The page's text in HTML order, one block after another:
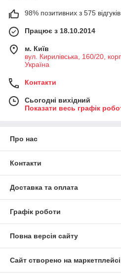
98% позитивних з 575 відгуків
Працює з 18.10.2014
м. Київ
вул. Кирилівська, 160/20,
Україна
Контакти
Сьогодні вихідний
Показати весь графік
Про нас
Контакти
Доставка та оплата
Графік роботи
Повна версія сайту
Сайт створено на маркетплейсі